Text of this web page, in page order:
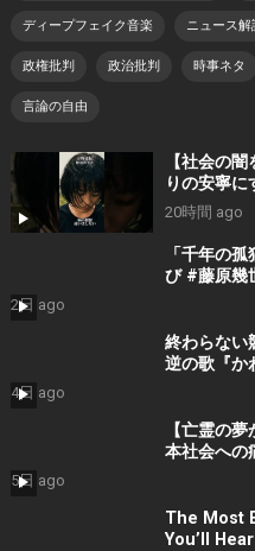
ディープフェイク音楽 ニュース解
政権批判 政治批判 時事ネタ
言論の自由
【社会の
りの安寧
20時間 ago
「千年の
び #藤原幾
2日 ago
終わらない
逆の歌『
4日 ago
【亡霊の
本社会への
5日 ago
The Most
You’ll